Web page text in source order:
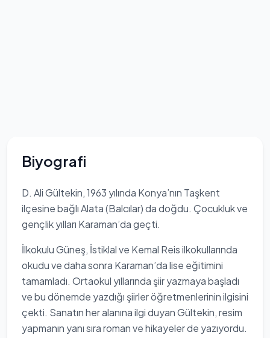
Biyografi
D. Ali Gültekin, 1963 yılında Konya’nın Taşkent
ilçesine bağlı Alata (Balcılar) da doğdu. Çocukluk ve
gençlik yılları Karaman’da geçti.
İlkokulu Güneş, İstiklal ve Kemal Reis ilkokullarında
okudu ve daha sonra Karaman’da lise eğitimini
tamamladı. Ortaokul yıllarında şiir yazmaya başladı
ve bu dönemde yazdığı şiirler öğretmenlerinin ilgisini
çekti. Sanatın her alanına ilgi duyan Gültekin, resim
yapmanın yanı sıra roman ve hikayeler de yazıyordu.